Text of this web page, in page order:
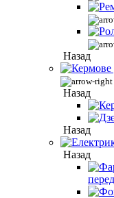
Назад
Назад
Назад
Назад